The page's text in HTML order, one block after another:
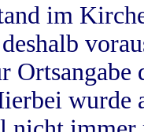
im
wurde